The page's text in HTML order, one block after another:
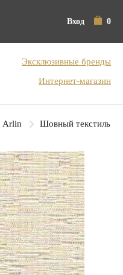
Вход 0
Эксклюзивные бренды
Интернет-магазин
Arlin Шовный текстиль